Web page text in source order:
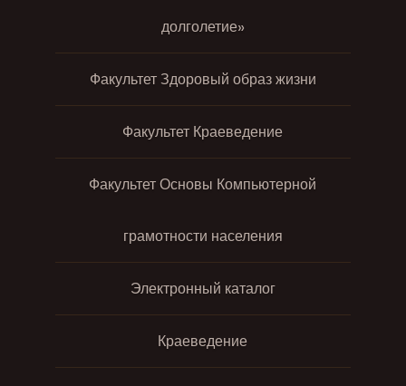
долголетие»
Факультет Здоровый образ жизни
Факультет Краеведение
Факультет Основы Компьютерной
грамотности населения
Электронный каталог
Краеведение